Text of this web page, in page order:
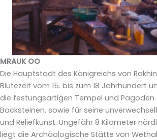
MRAUK OO
Die Hauptstadt des Königreichs von
Blütezeit vom 15. bis zum 18 Jahrhundert
die festungsartigen Tempel und Pagoden
Backsteinen, sowie für seine
und Reliefkunst. Ungefähr 8 Kilometer
liegt die Archäologische Stätte von